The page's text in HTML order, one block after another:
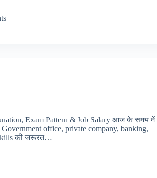
Exam Pattern & Job Salary आज के समय में
office, private company, banking,
की जरूरत…